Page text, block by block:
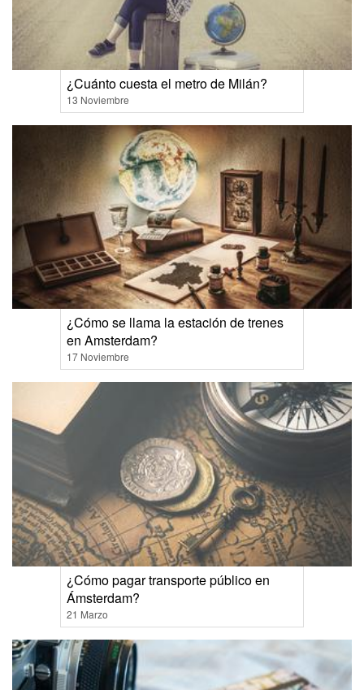
¿Cuánto cuesta el metro de Milán?
13 Noviembre
¿Cómo se llama la estación de trenes
en Amsterdam?
17 Noviembre
¿Cómo pagar transporte público en
Ámsterdam?
21 Marzo